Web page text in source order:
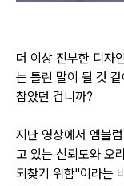
더 이상 진부한 디자
는 틀린 말이 될 것
참았던 겁니까?
지난 영상에서 엠블
고 있는 신뢰도와 오
되찾기 위함"이라는